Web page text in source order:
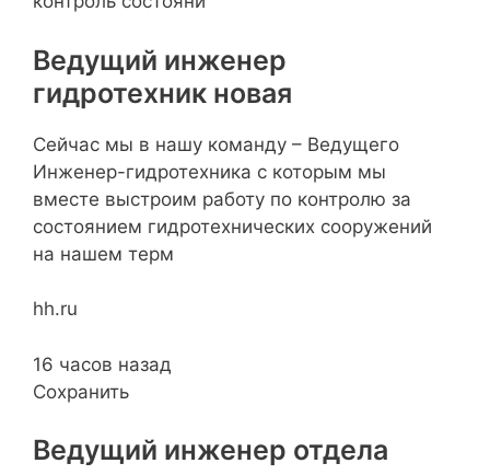
Ведущий инженер
гидротехник новая
Сейчас мы в нашу команду – Ведущего
Инженер-гидротехника с которым мы
вместе выстроим работу по контролю за
состоянием гидротехнических сооружений
на нашем терм
hh.ru
16 часов назад
Сохранить
Ведущий инженер отдела